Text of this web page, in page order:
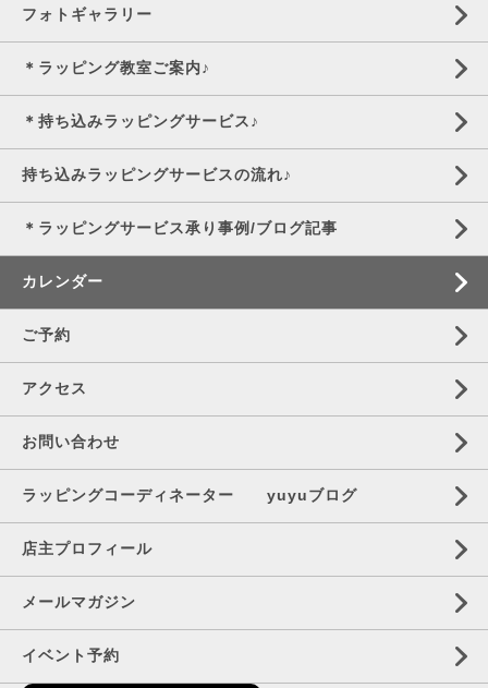
フォトギャラリー
＊ラッピング教室ご案内♪
＊持ち込みラッピングサービス♪
持ち込みラッピングサービスの流れ♪
＊ラッピングサービス承り事例/ブログ記事
カレンダー
ご予約
アクセス
お問い合わせ
ラッピングコーディネーター yuyuブログ
店主プロフィール
メールマガジン
イベント予約